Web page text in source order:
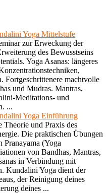
Yoga Mittelstufe
zur Erweckung der
des Bewusstseins
Yoga Asanas: längeres
Fortgeschrittenere machtvolle
und Mudras. Mantras,
Meditations- und
...
Yoga Einführung
und Praxis des
Die praktischen Übungen
Pranayama (Yoga
von Bandhas, Mantras,
in Verbindung mit
Kundalini Yoga dient der
der Reinigung deines
deines ...